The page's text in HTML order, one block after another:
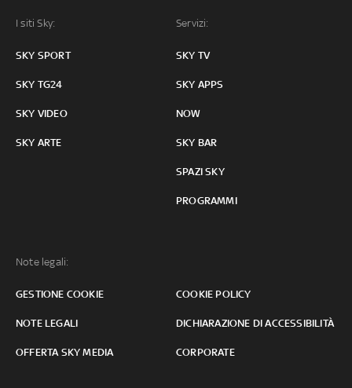
I siti Sky:
SKY SPORT
SKY TG24
SKY VIDEO
SKY ARTE
Servizi:
SKY TV
SKY APPS
NOW
SKY BAR
SPAZI SKY
PROGRAMMI
Note legali:
GESTIONE COOKIE COOKIE POLICY
NOTE LEGALI DICHIARAZIONE DI ACCESSIBILITÀ
OFFERTA SKY MEDIA CORPORATE